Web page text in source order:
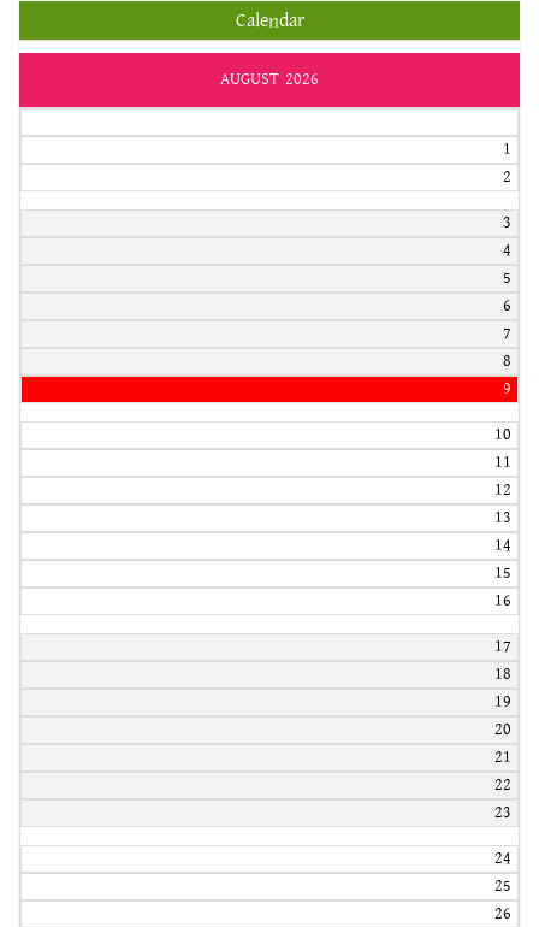
Calendar
AUGUST 2026
1
2
3
4
5
6
7
8
9
10
11
12
13
14
15
16
17
18
19
20
21
22
23
24
25
26